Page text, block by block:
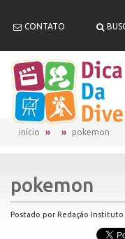
CONTATO
início pokemon
pokemon
Postado por Redação Instituto